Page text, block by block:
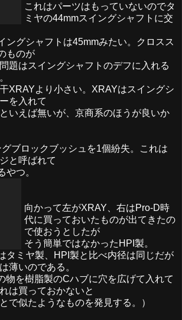
これはパーツはもっていないのでタ
ミヤの44mmスイングシャフトに交
ングシャフトは45mmみたい。クロスス
ものが
題はスイングシャフトのデフに入れる
XRAYより小さい。XRAYはスイングシ
を入れて
いえば無いが、京商系のほうが良いか
ブロックブッシュを1個紛失。これは
と呼ばれて
やつ。
向かって左がXRAY、右はPro-D時
代に買っておいたものが出てきたの
で使おうとしたが
そう簡単ではなかったHPI製。
タミヤ製、HPI製と比べ内径は同じだが
薄いのである。
物を樹脂製のCハブに穴を広げて入れて
は買っておかないと
で似たようなものを発見する。）